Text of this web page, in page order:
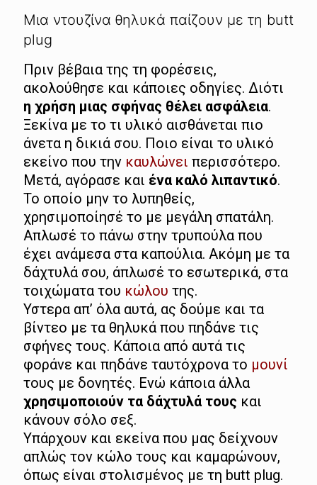
Μια ντουζίνα θηλυκά παίζουν με τη butt
plug
Πριν βέβαια της τη φορέσεις,
ακολούθησε και κάποιες οδηγίες. Διότι
η χρήση μιας σφήνας θέλει ασφάλεια.
Ξεκίνα με το τι υλικό αισθάνεται πιο
άνετα η δικιά σου. Ποιο είναι το υλικό
εκείνο που την καυλώνει περισσότερο.
Μετά, αγόρασε και ένα καλό λιπαντικό.
Το οποίο μην το λυπηθείς,
χρησιμοποίησέ το με μεγάλη σπατάλη.
Απλωσέ το πάνω στην τρυπούλα που
έχει ανάμεσα στα καπούλια. Ακόμη με τα
δάχτυλά σου, άπλωσέ το εσωτερικά, στα
τοιχώματα του κώλου της.
Υστερα απ’ όλα αυτά, ας δούμε και τα
βίντεο με τα θηλυκά που πηδάνε τις
σφήνες τους. Κάποια από αυτά τις
φοράνε και πηδάνε ταυτόχρονα το μουνί
τους με δονητές. Ενώ κάποια άλλα
χρησιμοποιούν τα δάχτυλά τους και
κάνουν σόλο σεξ.
Υπάρχουν και εκείνα που μας δείχνουν
απλώς τον κώλο τους και καμαρώνουν,
όπως είναι στολισμένος με τη butt plug.